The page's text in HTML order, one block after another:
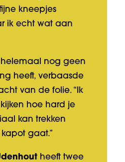
kneepjes
ik echt wat aan
helemaal nog geen
heeft, verbaasde
van de folie. “Ik
hoe hard je
kan trekken
gaat.”
heeft twee